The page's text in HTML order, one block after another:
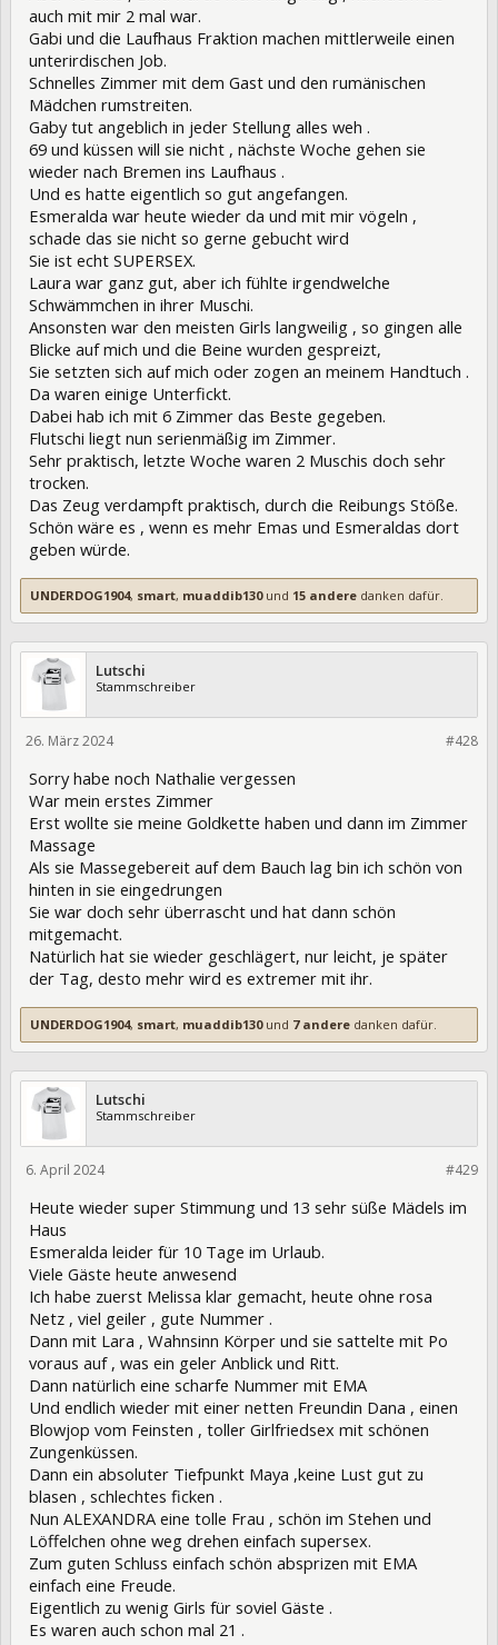
auch mit mir 2 mal war.
Gabi und die Laufhaus Fraktion machen mittlerweile einen
unterirdischen Job.
Schnelles Zimmer mit dem Gast und den rumänischen
Mädchen rumstreiten.
Gaby tut angeblich in jeder Stellung alles weh .
69 und küssen will sie nicht , nächste Woche gehen sie
wieder nach Bremen ins Laufhaus .
Und es hatte eigentlich so gut angefangen.
Esmeralda war heute wieder da und mit mir vögeln ,
schade das sie nicht so gerne gebucht wird
Sie ist echt SUPERSEX.
Laura war ganz gut, aber ich fühlte irgendwelche
Schwämmchen in ihrer Muschi.
Ansonsten war den meisten Girls langweilig , so gingen alle
Blicke auf mich und die Beine wurden gespreizt,
Sie setzten sich auf mich oder zogen an meinem Handtuch .
Da waren einige Unterfickt.
Dabei hab ich mit 6 Zimmer das Beste gegeben.
Flutschi liegt nun serienmäßig im Zimmer.
Sehr praktisch, letzte Woche waren 2 Muschis doch sehr
trocken.
Das Zeug verdampft praktisch, durch die Reibungs Stöße.
Schön wäre es , wenn es mehr Emas und Esmeraldas dort
geben würde.
UNDERDOG1904, smart, muaddib130und 15 andere danken dafür.
Lutschi
Stammschreiber
#428
26. März 2024
Sorry habe noch Nathalie vergessen
War mein erstes Zimmer
Erst wollte sie meine Goldkette haben und dann im Zimmer
Massage
Als sie Massegebereit auf dem Bauch lag bin ich schön von
hinten in sie eingedrungen
Sie war doch sehr überrascht und hat dann schön
mitgemacht.
Natürlich hat sie wieder geschlägert, nur leicht, je später
der Tag, desto mehr wird es extremer mit ihr.
UNDERDOG1904, smart, muaddib130und 7 andere danken dafür.
Lutschi
Stammschreiber
#429
6. April 2024
Heute wieder super Stimmung und 13 sehr süße Mädels im
Haus
Esmeralda leider für 10 Tage im Urlaub.
Viele Gäste heute anwesend
Ich habe zuerst Melissa klar gemacht, heute ohne rosa
Netz , viel geiler , gute Nummer .
Dann mit Lara , Wahnsinn Körper und sie sattelte mit Po
voraus auf , was ein geler Anblick und Ritt.
Dann natürlich eine scharfe Nummer mit EMA
Und endlich wieder mit einer netten Freundin Dana , einen
Blowjop vom Feinsten , toller Girlfriedsex mit schönen
Zungenküssen.
Dann ein absoluter Tiefpunkt Maya ,keine Lust gut zu
blasen , schlechtes ficken .
Nun ALEXANDRA eine tolle Frau , schön im Stehen und
Löffelchen ohne weg drehen einfach supersex.
Zum guten Schluss einfach schön absprizen mit EMA
einfach eine Freude.
Eigentlich zu wenig Girls für soviel Gäste .
Es waren auch schon mal 21 .